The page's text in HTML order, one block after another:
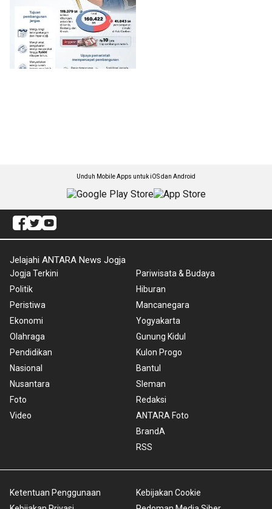
Unduh Mobile Apps untuk iOS dan Android
Jelajahi ANTARA News Jogja
Jogja Terkini
Politik
Peristiwa
Ekonomi
Olahraga
Pendidikan
Nasional
Nusantara
Foto
Video
Pariwisata & Budaya
Hiburan
Mancanegara
Yogyakarta
Gunung Kidul
Kulon Progo
Bantul
Sleman
Redaksi
ANTARA Foto
BrandA
RSS
Ketentuan Penggunaan
Kebijakan Cookie